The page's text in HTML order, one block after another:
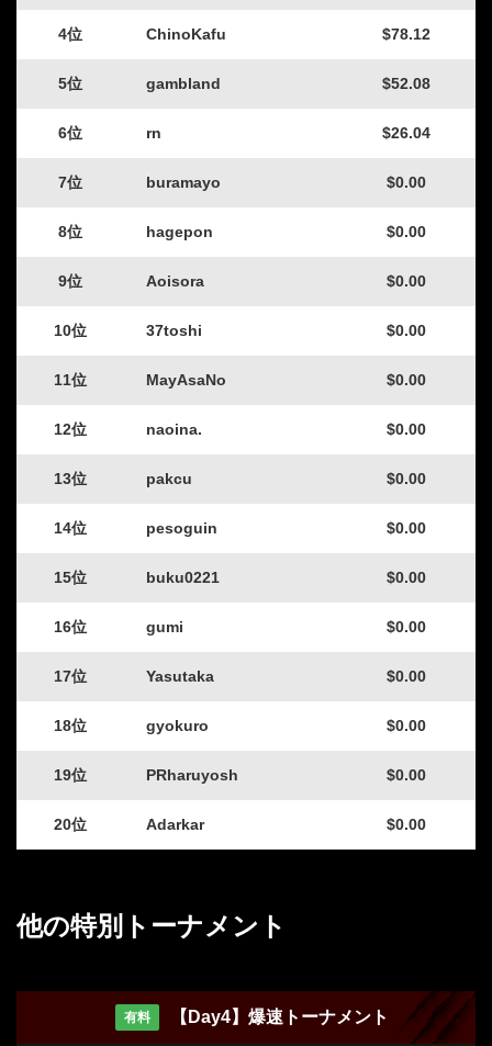
4位 ChinoKafu $78.12
5位 gambland $52.08
6位 rn $26.04
7位 buramayo $0.00
8位 hagepon $0.00
9位 Aoisora $0.00
10位 37toshi $0.00
11位 MayAsaNo $0.00
12位 naoina. $0.00
13位 pakcu $0.00
14位 pesoguin $0.00
15位 buku0221 $0.00
16位 gumi $0.00
17位 Yasutaka $0.00
18位 gyokuro $0.00
19位 PRharuyosh $0.00
20位 Adarkar $0.00
他の特別トーナメント
有料 【Day4】爆速トーナメント